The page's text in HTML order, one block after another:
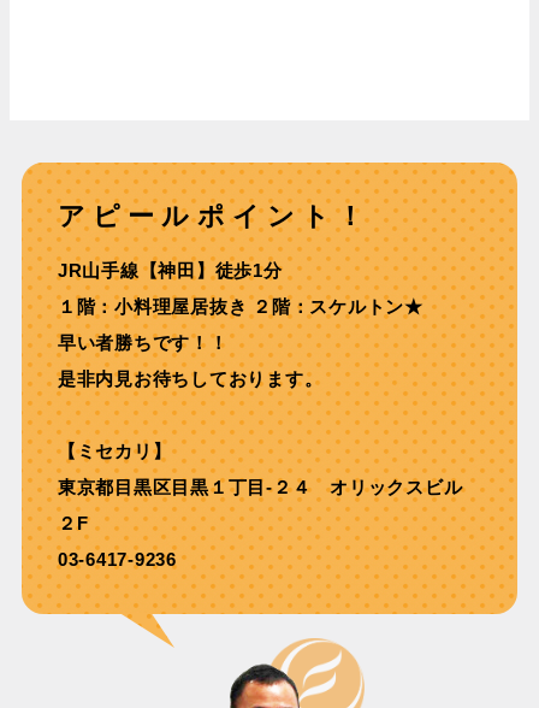
アピールポイント！
JR⼭⼿線【神⽥】徒歩1分
１階：⼩料理屋居抜き ２階：スケルトン★
早い者勝ちです！！
是非内見お待ちしております。
【ミセカリ】
東京都目黒区目黒１丁目-２４ オリックスビル
２F
03-6417-9236